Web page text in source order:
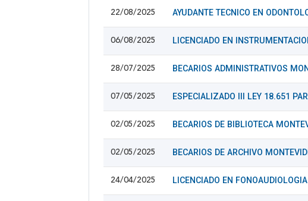
22/08/2025 AYUDANTE TECNICO EN
06/08/2025 LICENCIADO EN
28/07/2025 BECARIOS ADMINISTRATIVOS
07/05/2025 ESPECIALIZADO III LEY 18.651
02/05/2025 BECARIOS DE BIBLIOTECA
02/05/2025 BECARIOS DE ARCHIVO
24/04/2025 LICENCIADO EN FONOAUDIOLOGIA